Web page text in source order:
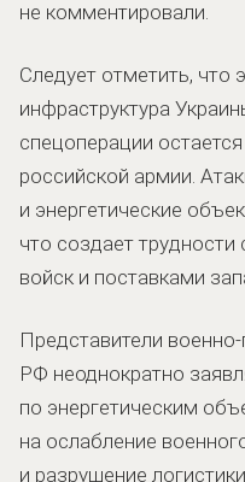
не комментировали.
Следует отметить, что
инфраструктура
спецоперации
российской армии.
и энергетические
что создает
войск и поставками
Представители
РФ неоднократно
по энергетическим
на ослабление
и разрушение